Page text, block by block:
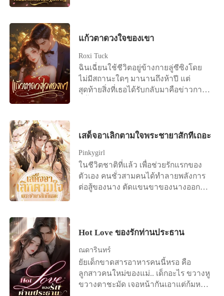
แถลงข่าวในวันถัดไป โดยขอร้องอย่าง
ภรรยากลับบ้านนะ
ครบรอบทิ้ง และบอกว่าเขารักแค่ศศิ
เดชโกรธจัด เขายื่นสัญญาหย่าแล้วสั่งให้
เธอไปทำแท้ง เธอล้มลงเพราะถูกผลัก แต่
เขากลับไม่ยื่นมือช่วย กลับเดินจากไป
อย่างเย็นชา ที่บริษัท เพื่อนร่วมงาน
เซ็นสัญญาหย่า ลาออกจากงาน แล้วเดิน
สาบานว่าจะเลี้ยงลูกคนเดียวให้ได้
แก้วตาดวงใจของเขา
Roxi Tuck
ฉินเฉี่ยนใช้ชีวิตอยู่ข้างกายลู่ซีซิงโดย
ไม่มีสถานะใดๆ มานานถึงห้าปี แต่
สุดท้ายสิ่งที่เธอได้รับกลับมาคือข่าวการ
เรื่องรักใคร่ กลับตามหาเธออย่างบ้าคลั่ง
ครั้ง เธอปรากฏตัวอย่างน่าทึ่ง และข้าง
กายมีใครบางคนเคียงข้างอยู่ ขณะที่ชาย
หนุ่มเสียใจจนแทบบ้า พยายามพร่ำบอก
ความรักที่มาช้าเกินไป “อาเฉี่ยน กลับมา
เสียงเย็นชาและแฝงด้วยความประชด
ประชัน ลำคอของชายหนุ่มกระตุกเล็ก
น้อย เขายกมือขึ้นปิดดวงตาเย็นชาของ
เธอไว้ “เด็กดี อย่ามองฉันด้วยสายตา
แบบนั้นเลย ฉันทนไม่ไหว...”
เสด็จอาเลิกตามใจพระชายาสักทีเถอะ
Pinkygirl
ในชีวิตชาติที่แล้ว เพื่อช่วยรักแรกของ
ตัวเอง คนชั่วสามคนได้ทำลายพลังการ
ต่อสู้ของนาง ตัดแขนขาของนางออก
วางแผนอย่างรอบคอบ โดยสาบานว่าจะ
ที่นางเคยประสบมา! รักแรกที่ไร้เดียงสา
อะไรกัน ที่จริงก็เป็นเพียงผู้หญิงที่ตีสอง
หน้าเก่ง อยากจะไต่ขึ้นไปสูงเหรอ งั้นก็จะ
ให้เจ้าปีนขึ้นไป ยิ่งปีนขึ้นสูงมากเท่าไร
Hot Love ของรักท่านประธาน
ณดารินทร์
ยัยเด็กขาดสารอาหารคนนี้หรอ คือ
ลูกสาวคนใหม่ของแม่.. เด็กอะไร ขวางหู
ขวางตาชะมัด เจอหน้ากันเอาแต่ก้มหน้า